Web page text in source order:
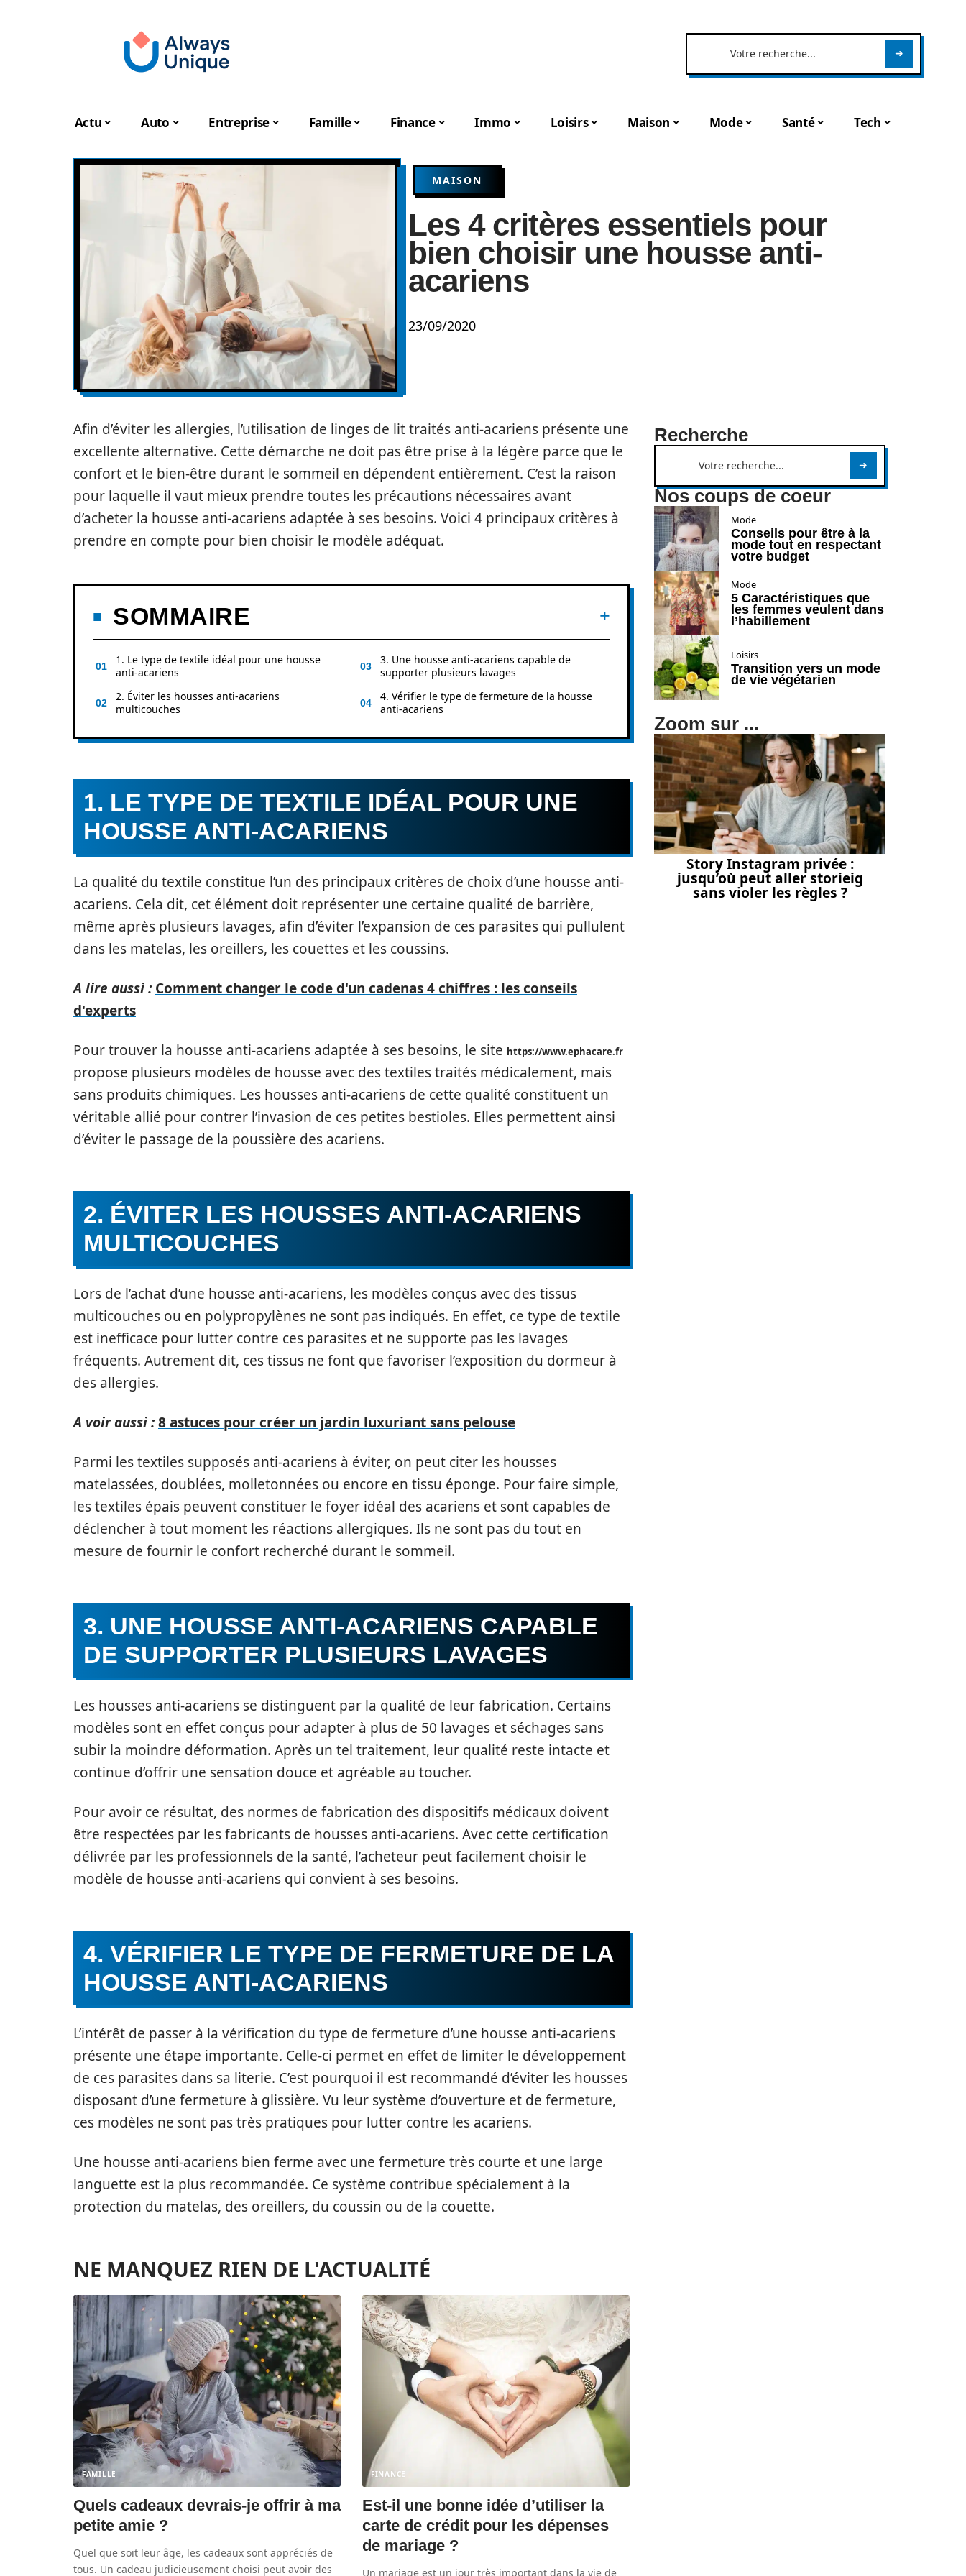
Actu Auto Entreprise Famille Finance Immo Loisirs Maison Mode Santé Tech
MAISON
Les 4 critères essentiels pour
bien choisir une housse anti-
acariens
23/09/2020
Afin d’éviter les allergies, l’utilisation de linges de lit traités anti-acariens présente une
excellente alternative. Cette démarche ne doit pas être prise à la légère parce que le
confort et le bien-être durant le sommeil en dépendent entièrement. C’est la raison
pour laquelle il vaut mieux prendre toutes les précautions nécessaires avant
d’acheter la housse anti-acariens adaptée à ses besoins. Voici 4 principaux critères à
prendre en compte pour bien choisir le modèle adéquat.
SOMMAIRE
1. Le type de textile idéal pour une housse
anti-acariens
2. Éviter les housses anti-acariens
multicouches
3. Une housse anti-acariens capable de
supporter plusieurs lavages
4. Vérifier le type de fermeture de la housse
anti-acariens
1. LE TYPE DE TEXTILE IDÉAL POUR UNE
HOUSSE ANTI-ACARIENS
La qualité du textile constitue l’un des principaux critères de choix d’une housse anti-
acariens. Cela dit, cet élément doit représenter une certaine qualité de barrière,
même après plusieurs lavages, afin d’éviter l’expansion de ces parasites qui pullulent
dans les matelas, les oreillers, les couettes et les coussins.
A lire aussi : Comment changer le code d'un cadenas 4 chiffres : les conseils
d'experts
Pour trouver la housse anti-acariens adaptée à ses besoins, le site https://www.ephacare.fr
propose plusieurs modèles de housse avec des textiles traités médicalement, mais
sans produits chimiques. Les housses anti-acariens de cette qualité constituent un
véritable allié pour contrer l’invasion de ces petites bestioles. Elles permettent ainsi
d’éviter le passage de la poussière des acariens.
2. ÉVITER LES HOUSSES ANTI-ACARIENS
MULTICOUCHES
Lors de l’achat d’une housse anti-acariens, les modèles conçus avec des tissus
multicouches ou en polypropylènes ne sont pas indiqués. En effet, ce type de textile
est inefficace pour lutter contre ces parasites et ne supporte pas les lavages
fréquents. Autrement dit, ces tissus ne font que favoriser l’exposition du dormeur à
des allergies.
A voir aussi :8 astuces pour créer un jardin luxuriant sans pelouse
Parmi les textiles supposés anti-acariens à éviter, on peut citer les housses
matelassées, doublées, molletonnées ou encore en tissu éponge. Pour faire simple,
les textiles épais peuvent constituer le foyer idéal des acariens et sont capables de
déclencher à tout moment les réactions allergiques. Ils ne sont pas du tout en
mesure de fournir le confort recherché durant le sommeil.
3. UNE HOUSSE ANTI-ACARIENS CAPABLE
DE SUPPORTER PLUSIEURS LAVAGES
Les housses anti-acariens se distinguent par la qualité de leur fabrication. Certains
modèles sont en effet conçus pour adapter à plus de 50 lavages et séchages sans
subir la moindre déformation. Après un tel traitement, leur qualité reste intacte et
continue d’offrir une sensation douce et agréable au toucher.
Pour avoir ce résultat, des normes de fabrication des dispositifs médicaux doivent
être respectées par les fabricants de housses anti-acariens. Avec cette certification
délivrée par les professionnels de la santé, l’acheteur peut facilement choisir le
modèle de housse anti-acariens qui convient à ses besoins.
4. VÉRIFIER LE TYPE DE FERMETURE DE LA
HOUSSE ANTI-ACARIENS
L’intérêt de passer à la vérification du type de fermeture d’une housse anti-acariens
présente une étape importante. Celle-ci permet en effet de limiter le développement
de ces parasites dans sa literie. C’est pourquoi il est recommandé d’éviter les housses
disposant d’une fermeture à glissière. Vu leur système d’ouverture et de fermeture,
ces modèles ne sont pas très pratiques pour lutter contre les acariens.
Une housse anti-acariens bien ferme avec une fermeture très courte et une large
languette est la plus recommandée. Ce système contribue spécialement à la
protection du matelas, des oreillers, du coussin ou de la couette.
NE MANQUEZ RIEN DE L'ACTUALITÉ
FAMILLE
Quels cadeaux devrais-je offrir à ma
petite amie ?
Quel que soit leur âge, les cadeaux sont appréciés de
tous. Un cadeau judicieusement choisi peut avoir des
FINANCE
Est-il une bonne idée d’utiliser la
carte de crédit pour les dépenses
de mariage ?
Un mariage est un jour très important dans la vie de
Recherche
Nos coups de coeur
Mode
Conseils pour être à la
mode tout en respectant
votre budget
Mode
5 Caractéristiques que
les femmes veulent dans
l’habillement
Loisirs
Transition vers un mode
de vie végétarien
Zoom sur ...
Story Instagram privée :
jusqu’où peut aller storieig
sans violer les règles ?